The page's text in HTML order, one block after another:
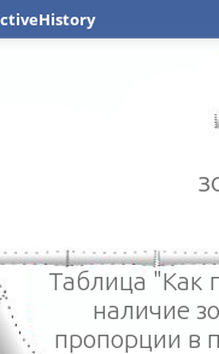
Таблица "Как
наличие
пропорции в